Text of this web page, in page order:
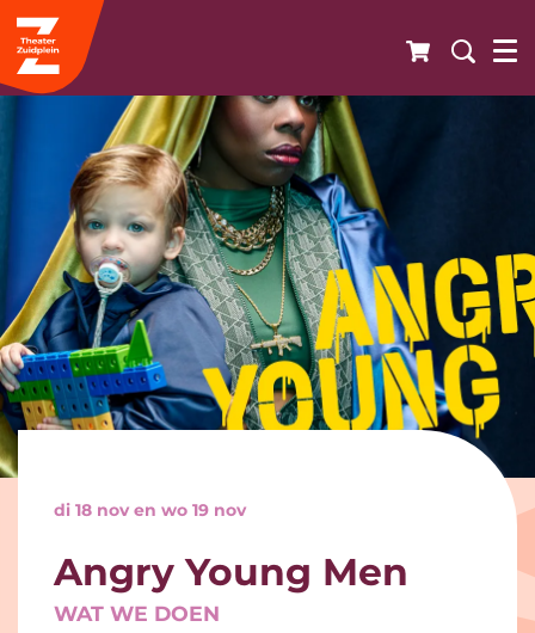
Angry Young Men
WAT WE DOEN
di 18 noven wo 19 nov